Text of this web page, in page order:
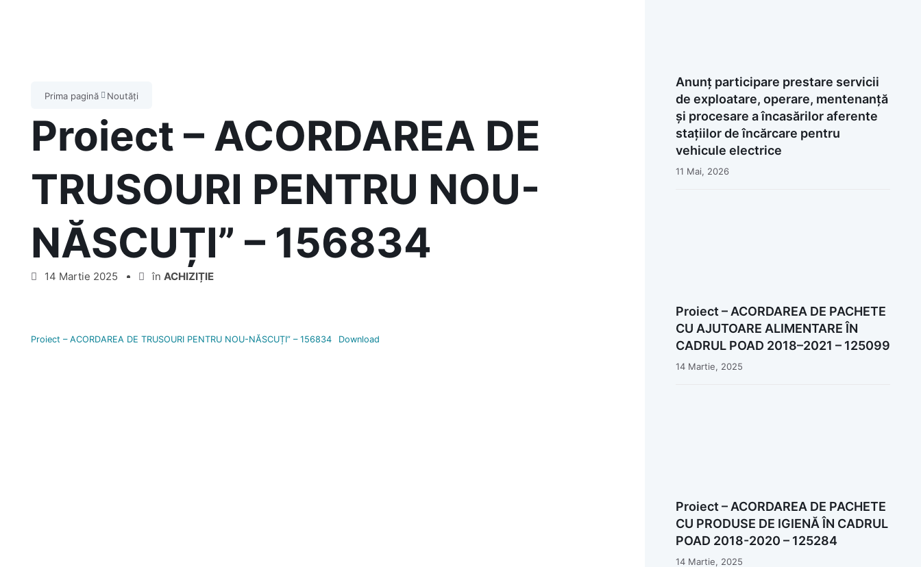
Prima pagină Noutăți
Proiect – ACORDAREA DE
TRUSOURI PENTRU NOU-
NĂSCUȚI” – 156834
14 Martie 2025 în ACHIZIȚIE
Proiect – ACORDAREA DE TRUSOURI PENTRU NOU-NĂSCUȚI” – 156834 Download
Anunț participare prestare servicii
de exploatare, operare, mentenanță
și procesare a încasărilor aferente
stațiilor de încărcare pentru
vehicule electrice
11 Mai, 2026
Proiect – ACORDAREA DE PACHETE
CU AJUTOARE ALIMENTARE ÎN
CADRUL POAD 2018–2021 – 125099
14 Martie, 2025
Proiect – ACORDAREA DE PACHETE
CU PRODUSE DE IGIENĂ ÎN CADRUL
POAD 2018-2020 – 125284
14 Martie, 2025